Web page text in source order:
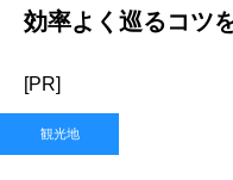
効率よく巡るコツ
[PR]
観光地